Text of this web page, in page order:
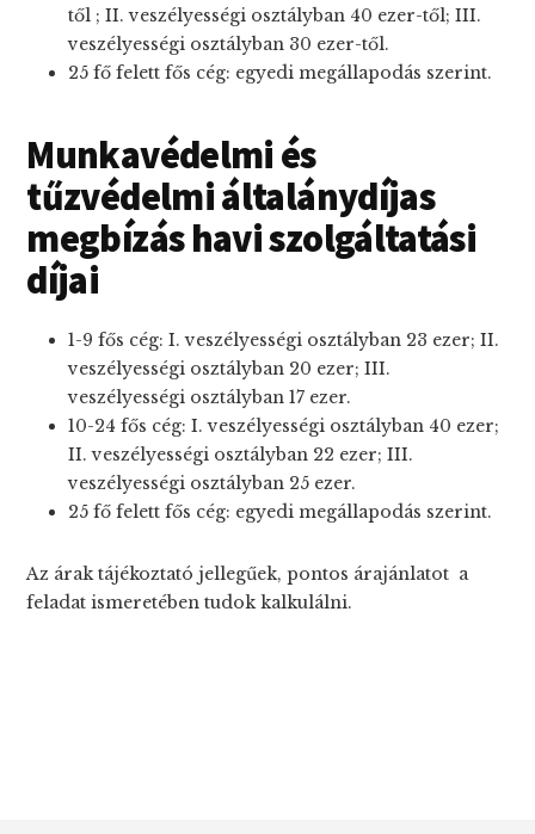
től ; II. veszélyességi osztályban 40 ezer-től; III.
veszélyességi osztályban 30 ezer-től.
25 fő felett fős cég: egyedi megállapodás szerint.
Munkavédelmi és
tűzvédelmi általánydíjas
megbízás havi szolgáltatási
díjai
1-9 fős cég: I. veszélyességi osztályban 23 ezer; II.
veszélyességi osztályban 20 ezer; III.
veszélyességi osztályban 17 ezer.
10-24 fős cég: I. veszélyességi osztályban 40 ezer;
II. veszélyességi osztályban 22 ezer; III.
veszélyességi osztályban 25 ezer.
25 fő felett fős cég: egyedi megállapodás szerint.
Az árak tájékoztató jellegűek, pontos árajánlatot a
feladat ismeretében tudok kalkulálni.